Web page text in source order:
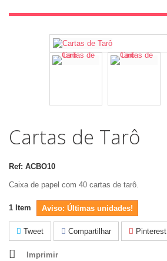
Cartas de Tarô
Ref: ACBO10
Caixa de papel com 40 cartas de tarô.
1 Item Aviso: Últimas unidades!
Tweet Compartilhar Pinterest
Imprimir